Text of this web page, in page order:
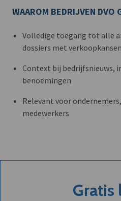
WAAROM BEDRIJVEN DVO
Volledige toegang tot alle
dossiers met verkoopkansen
Context bij bedrijfsnieuws,
benoemingen
Relevant voor
medewerkers
Gratis